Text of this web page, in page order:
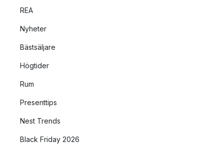
REA
Nyheter
Bästsäljare
Högtider
Rum
Presenttips
Nest Trends
Black Friday 2026